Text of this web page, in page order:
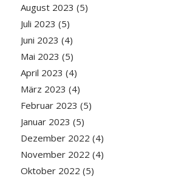
August 2023 (5)
Juli 2023 (5)
Juni 2023 (4)
Mai 2023 (5)
April 2023 (4)
März 2023 (4)
Februar 2023 (5)
Januar 2023 (5)
Dezember 2022 (4)
November 2022 (4)
Oktober 2022 (5)